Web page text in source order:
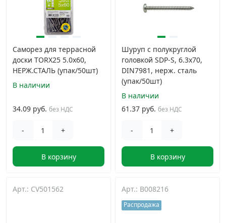
Комплекты и наборы крепежа ›
Кронштейны и крюки хозяйственные
Метрический крепеж ›
Электро и бензоинструмент, оборудование
Перфорированный крепеж ›
Саморез для террасной
доски TORX25 5.0x60,
НЕРЖ.СТАЛЬ (упак/50шт)
В наличии
34.09 руб. без НДС
- +
В корзину
Шуруп с полукруглой
головкой SDP-S, 6.3х70,
DIN7981, нерж. сталь
(упак/50шт)
В наличии
61.37 руб. без НДС
- +
В корзину
Арт.: CV501562 Арт.: B008216
Распродажа